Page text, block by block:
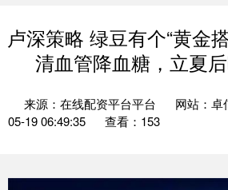
卢深策略 绿豆有个“黄金
清血管降血糖，立夏
来源：在线配资平台平台 网站：卓
05-19 06:49:35
查看：153